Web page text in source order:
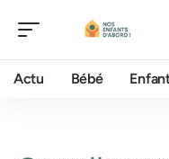
Actu Bébé